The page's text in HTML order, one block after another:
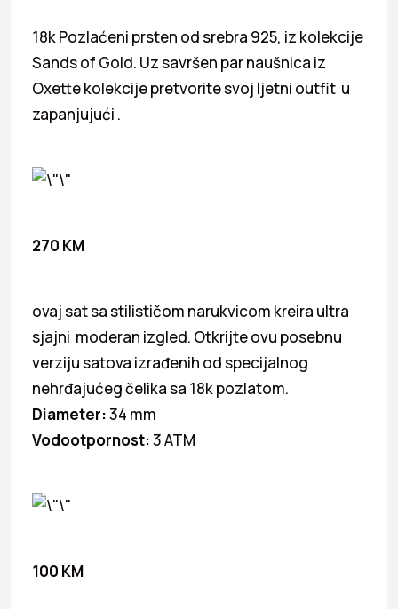
18k Pozlaćeni prsten od srebra 925, iz kolekcije
Sands of Gold. Uz savršen par naušnica iz
Oxette kolekcije pretvorite svoj ljetni outfit u
zapanjujući .
270 KM
ovaj sat sa stilističom narukvicom kreira ultra
sjajni moderan izgled. Otkrijte ovu posebnu
verziju satova izrađenih od specijalnog
nehrđajućeg čelika sa 18k pozlatom.
Diameter:34 mm
Vodootpornost:3 ATM
100 KM